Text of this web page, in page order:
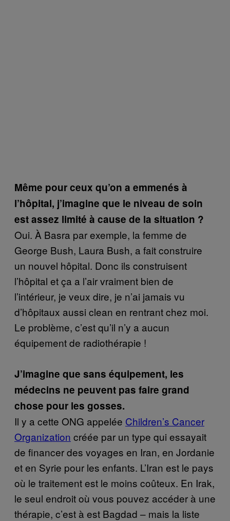
Même pour ceux qu’on a emmenés à
l’hôpital, j’imagine que le niveau de soin
est assez limité à cause de la situation ?
Oui. À Basra par exemple, la femme de
George Bush, Laura Bush, a fait construire
un nouvel hôpital. Donc ils construisent
l’hôpital et ça a l’air vraiment bien de
l’intérieur, je veux dire, je n’ai jamais vu
d’hôpitaux aussi clean en rentrant chez moi.
Le problème, c’est qu’il n’y a aucun
équipement de radiothérapie !
J’imagine que sans équipement, les
médecins ne peuvent pas faire grand
chose pour les gosses.
Il y a cette ONG appelée Children’s Cancer
Organization créée par un type qui essayait
de financer des voyages en Iran, en Jordanie
et en Syrie pour les enfants. L’Iran est le pays
où le traitement est le moins coûteux. En Irak,
le seul endroit où vous pouvez accéder à une
thérapie, c’est à est Bagdad – mais la liste